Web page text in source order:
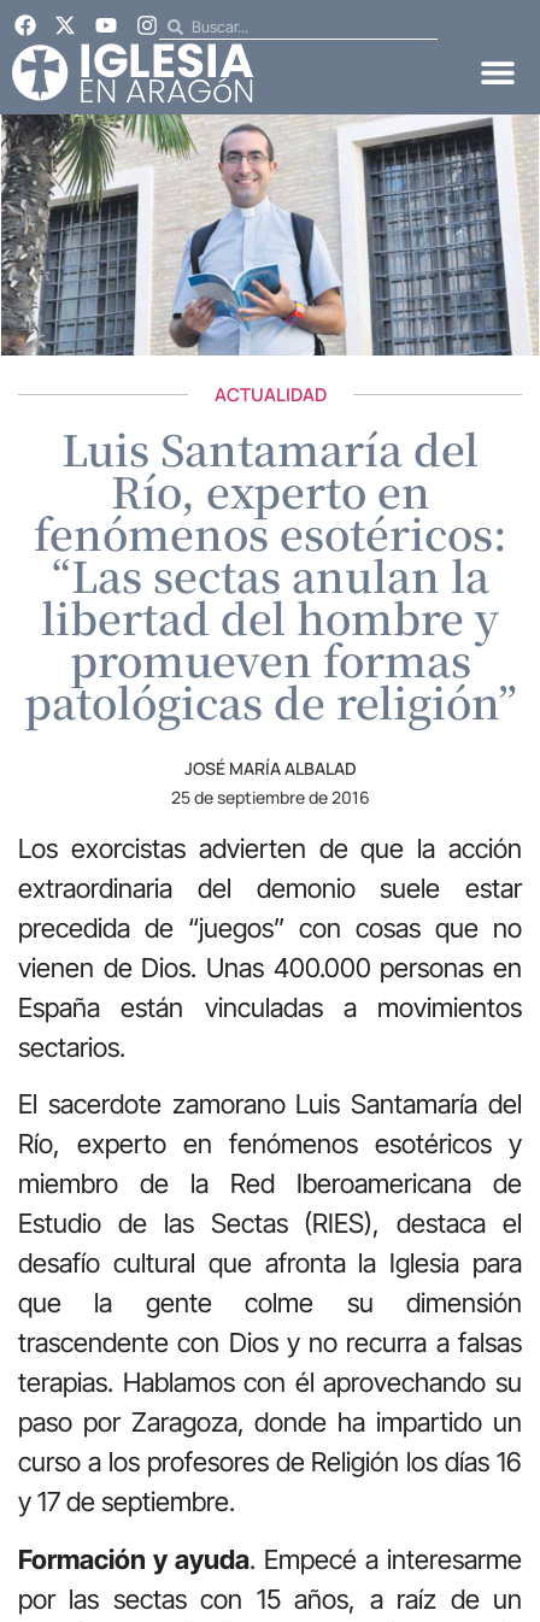
ACTUALIDAD
Luis Santamaría del
Río, experto en
fenómenos esotéricos:
“Las sectas anulan la
libertad del hombre y
promueven formas
patológicas de religión”
JOSÉ MARÍA ALBALAD
25 de septiembre de 2016
Los exorcistas advierten de que la acción
extraordinaria del demonio suele estar
precedida de “juegos” con cosas que no
vienen de Dios. Unas 400.000 personas en
España están vinculadas a movimientos
sectarios.
El sacerdote zamorano Luis Santamaría del
Río, experto en fenómenos esotéricos y
miembro de la Red Iberoamericana de
Estudio de las Sectas (RIES), destaca el
desafío cultural que afronta la Iglesia para
que la gente colme su dimensión
trascendente con Dios y no recurra a falsas
terapias. Hablamos con él aprovechando su
paso por Zaragoza, donde ha impartido un
curso a los profesores de Religión los días 16
y 17 de septiembre.
Formación y ayuda. Empecé a interesarme
por las sectas con 15 años, a raíz de un